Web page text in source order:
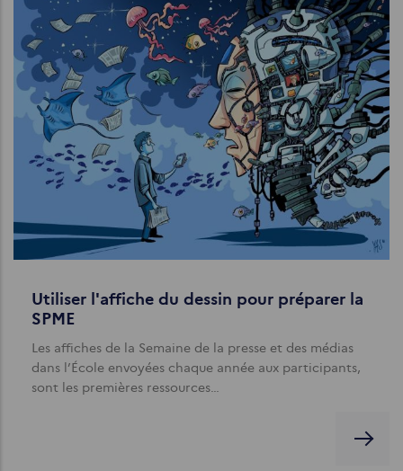
Utiliser l'affiche du dessin pour préparer la
SPME
Les affiches de la Semaine de la presse et des médias
dans l’École envoyées chaque année aux participants,
sont les premières ressources…